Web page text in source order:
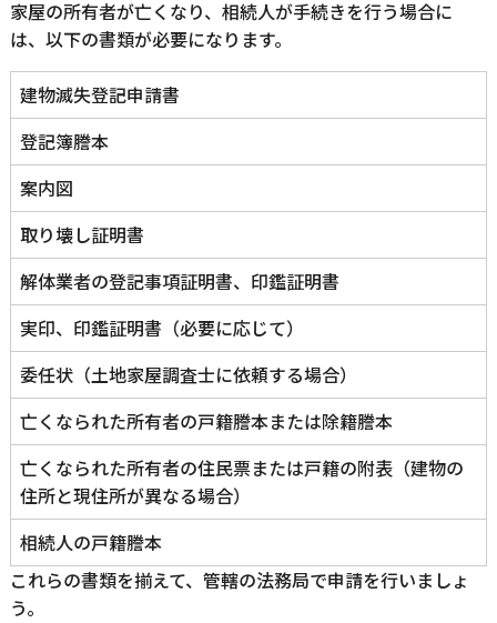
家屋の所有者が亡くなり、相続人が手続きを行う場合に
は、以下の書類が必要になります。
建物滅失登記申請書
登記簿謄本
案内図
取り壊し証明書
解体業者の登記事項証明書、印鑑証明書
実印、印鑑証明書（必要に応じて）
委任状（土地家屋調査士に依頼する場合）
亡くなられた所有者の戸籍謄本または除籍謄本
亡くなられた所有者の住民票または戸籍の附表（建物の
住所と現住所が異なる場合）
相続人の戸籍謄本
これらの書類を揃えて、管轄の法務局で申請を行いましょ
う。